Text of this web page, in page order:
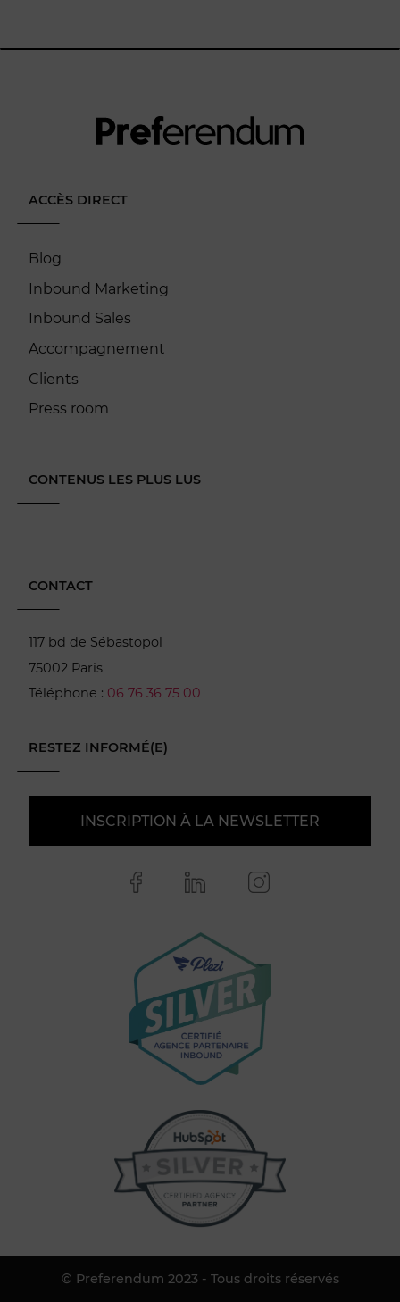
ACCÈS DIRECT
Blog
Inbound Marketing
Inbound Sales
Accompagnement
Clients
Press room
CONTENUS LES PLUS LUS
CONTACT
117 bd de Sébastopol
75002 Paris
Téléphone : 06 76 36 75 00
RESTEZ INFORMÉ(E)
INSCRIPTION À LA NEWSLETTER
© Preferendum 2023 - Tous droits réservés